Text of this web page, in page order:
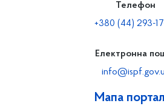
Мапа
Телефон
+380 (44) 293-
Електронна